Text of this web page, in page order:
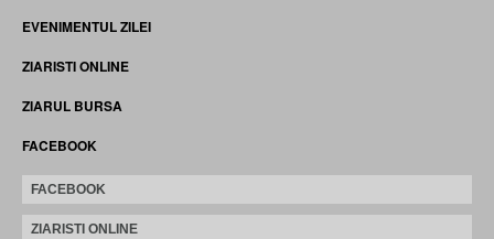
EVENIMENTUL ZILEI
ZIARISTI ONLINE
ZIARUL BURSA
FACEBOOK
FACEBOOK
ZIARISTI ONLINE